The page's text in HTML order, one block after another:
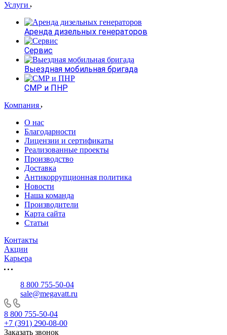
Услуги
Аренда дизельных генераторов
Сервис
Выездная мобильная бригада
СМР и ПНР
Компания
О нас
Благодарности
Лицензии и сертификаты
Реализованные проекты
Производство
Доставка
Антикоррупционная политика
Новости
Наша команда
Производители
Карта сайта
Статьи
Контакты
Акции
Карьера
8 800 755-50-04
sale@megavatt.ru
8 800 755-50-04
+7 (391) 290-08-00
Заказать звонок